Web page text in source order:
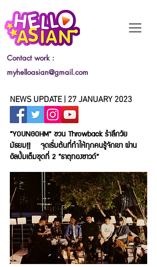
Contact work :
myhelloasian@gmail.com
NEWS UPDATE | 27 JANUARY 2023
“YOUNGOHM” ชวน Throwback รำลึกวัย
มัธยม!! จุดเริ่มต้นที่ทำให้ทุกคนรู้จักเขา ผ่าน
อัลบั้มเต็มชุดที่ 2 “ธาตุทองซาวด์”